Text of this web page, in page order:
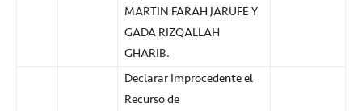
MARTIN FARAH JARUFE Y
GADA RIZQALLAH
GHARIB.
Declarar Improcedente el
Recurso de